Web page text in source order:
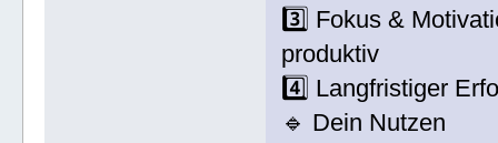
3️⃣ Fokus &
produktiv
4️⃣ Langfristiger
🔹 Dein Nutzen